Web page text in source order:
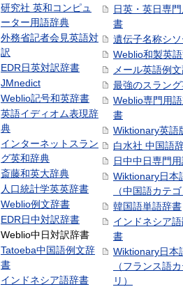
研究社 英和コンピュ
ーター用語辞典
外務省記者会見英語対
訳
EDR日英対訳辞書
JMnedict
Weblio記号和英辞書
英語イディオム表現辞
典
インターネットスラン
グ英和辞典
斎藤和英大辞典
人口統計学英英辞書
Weblio例文辞書
EDR日中対訳辞書
Weblio中日対訳辞書
Tatoeba中国語例文辞
書
インドネシア語辞書
日英・英日専
書
遺伝子名称シ
Weblio和製英
メール英語例
最強のスラン
Weblio専門用
書
Wiktionary英語
白水社 中国語
日中中日専門
Wiktionary日本
（中国語カテ
韓国語単語辞書
インドネシア
書
Wiktionary日本
（フランス語
リ）